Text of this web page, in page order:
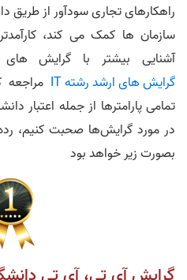
راهکارهای تجاری سودآور از طریق
سازمان ها کمک می کند،
آشنایی بیشتر با گرایش
گرایش های ارشد رشته IT
مراجعه
تمامی پارامترها از جمله اعتبار
در مورد گرایش‌ها صحبت کنیم،
بصورت زیر خواهد بود